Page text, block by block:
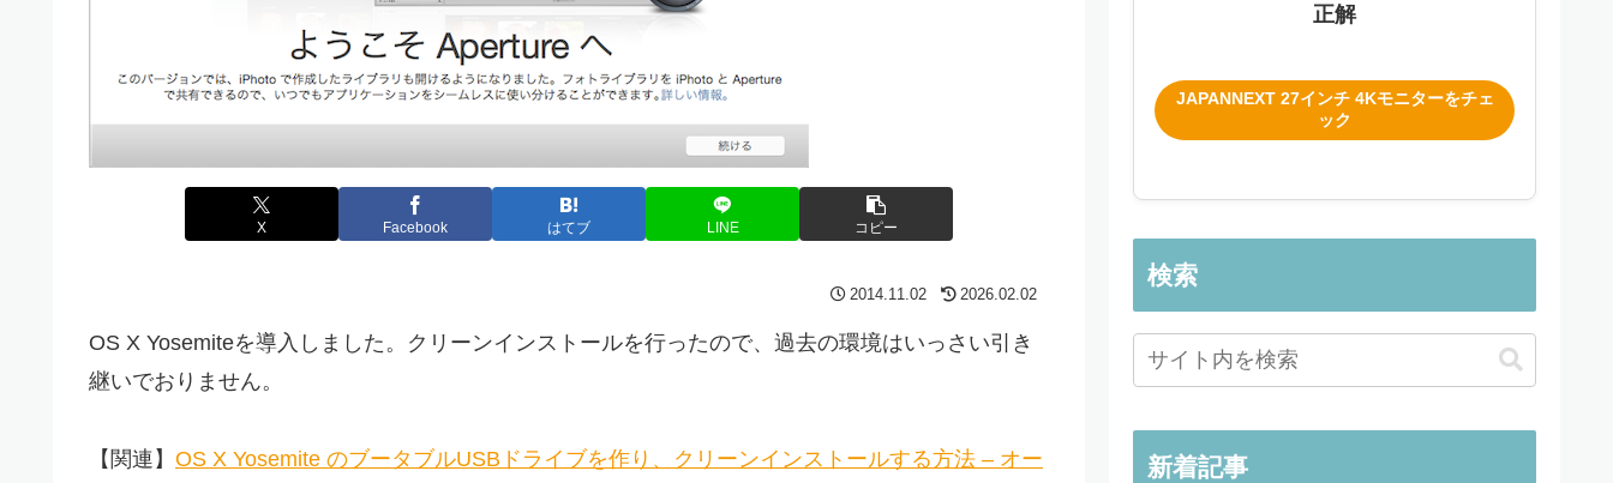
X Facebook はてブ LINE コピー
2014.11.02 2026.02.02
OS X Yosemiteを導入しました。クリーンインストールを行ったので、過去の環境はいっさい引き
継いでおりません。
【関連】 OS X Yosemite のブータブルUSBドライブを作り、クリーンインストールする方法 – オー
正解
JAPANNEXT 27インチ 4Kモニターをチェ
ック
検索
新着記事